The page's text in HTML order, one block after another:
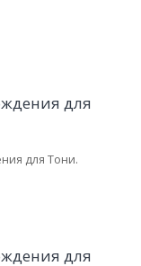
для Тони.